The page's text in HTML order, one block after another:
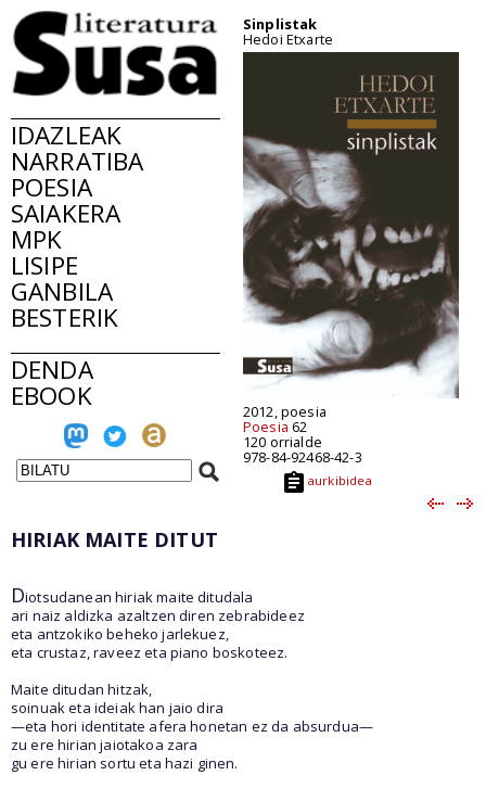
IDAZLEAK
NARRATIBA
POESIA
SAIAKERA
MPK
LISIPE
GANBILA
BESTERIK
DENDA
EBOOK
Sinplistak
Hedoi Etxarte
2012, poesia
Poesia 62
120 orrialde
978-84-92468-42-3
aurkibidea
HIRIAK MAITE DITUT
Diotsudanean hiriak maite ditudala
ari naiz aldizka azaltzen diren zebrabideez
eta antzokiko beheko jarlekuez,
eta crustaz, raveez eta piano boskoteez.
Maite ditudan hitzak,
soinuak eta ideiak han jaio dira
—eta hori identitate afera honetan ez da absurdua—
zu ere hirian jaiotakoa zara
gu ere hirian sortu eta hazi ginen.